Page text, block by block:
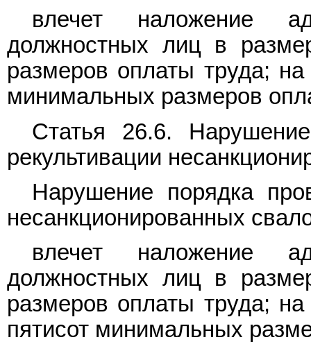
влечет наложение
должностных лиц в
размеров оплаты труда;
минимальных размеров
Статья 26.6.
рекультивации
Нарушение порядка
несанкционированных
влечет наложение
должностных лиц в
размеров оплаты труда;
пятисот минимальных